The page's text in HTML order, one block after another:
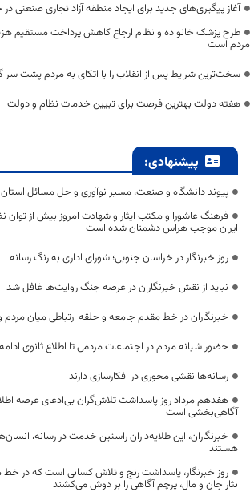
آغاز پیگیری‌های جدید برای ایجاد منطقه آزاد تجاری صنعتی
طرح پزشک خانواده و نظام ارجاع کاهش پرداخت مستقیم
مردم است
سخت‌ترین شرایط پس از انقلاب را با اتکای به مردم پشت سر
هفته دولت بهترین فرصت برای تبیین خدمات نظام و دولت
پیشنهادی:
پیوند دانشگاه و صنعت، مسیر نوآوری و حل مسائل
فرهنگ عاشورا و مکتب ایثار و شهادت امروز بیش از توان
ایران موجب هراس دشمنان شده است
روز خبرنگار در خراسان جنوبی؛ شورای اداری به رنگ رسانه
نباید از نقش خبرنگاران در عرصه جنگ روایت‌ها غافل شد
خبرنگاران در خط مقدم جامعه و حلقه ارتباطی میان
حضور شبانه مردم در اجتماعات مردمی تا اطلاع ثانوی
رسانه‌ها نقشی محوری در افکارسازی دارند
هفدهم مرداد روز پاسداشت تلاش‌گران بی‌ادعای عرصه
آگاهی‌بخشی است
خبرنگاران، این طلایه‌داران راستین خدمت در رسانه،
هستند
روز خبرنگار، پاسداشت رنج و تلاش کسانی است که در خط
نثار جان و مال، پرچم آگاهی را بر دوش می‌کشند